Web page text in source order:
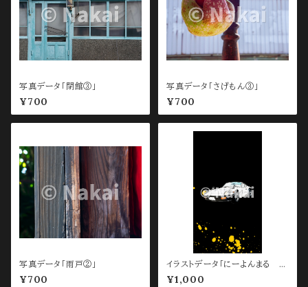
写真データ「閉館③」
¥700
写真データ「さげもん③」
¥700
写真データ「雨戸②」
¥700
イラストデータ「にーよんまる ス
マホ待ち受け用 Black 」
¥1,000